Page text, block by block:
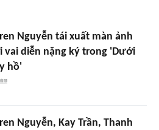
Nguyễn tái xuất màn ảnh
vai diễn nặng ký trong 'Dưới
hồ'
Nguyễn, Kay Trần, Thanh